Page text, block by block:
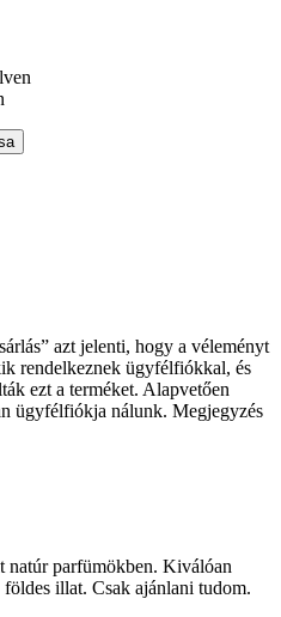
azt jelenti, hogy a véleményt
rendelkeznek ügyfélfiókkal, és
ezt a terméket. Alapvetően
ügyfélfiókja nálunk. Megjegyzés
natúr parfümökben. Kiválóan
illat. Csak ajánlani tudom.